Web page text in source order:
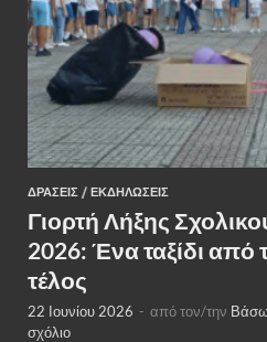
ΔΡΆΣΕΙΣ / ΕΚΔΗΛΏΣΕΙΣ
Γιορτή Λήξης
2026: Ένα ταξίδι από
τέλος
22 Ιουνίου 2026 - από τον/την
σχόλιο